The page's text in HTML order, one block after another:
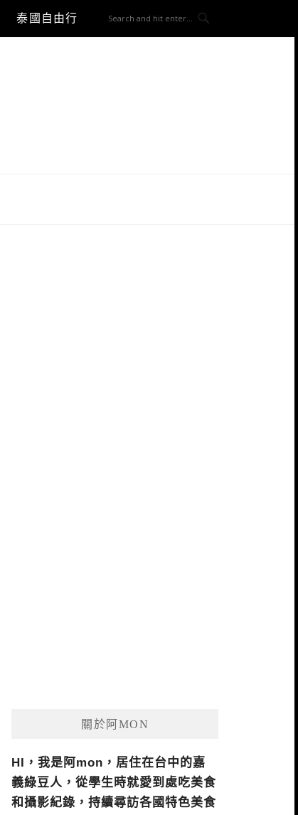
泰國自由行
關於阿MON
HI，我是阿mon，居住在台中的嘉
義綠豆人，從學生時就愛到處吃美食
和攝影紀錄，持續尋訪各國特色美食